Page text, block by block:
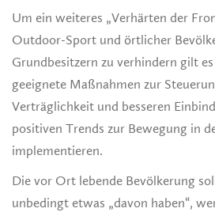
Um ein weiteres „Verhärten der
Outdoor-Sport und örtlicher
Grundbesitzern zu verhindern gilt
geeignete Maßnahmen zur
Verträglichkeit und besseren
positiven Trends zur Bewegung in
implementieren.
Die vor Ort lebende Bevölkerung
unbedingt etwas „davon haben“,